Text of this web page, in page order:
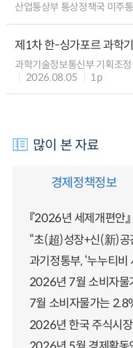
산업통상부 통상정책국 미주
제1차 한-싱가포르 과학
과학기술정보통신부 기획조
2026.08.05
1p
많이 본 자료
경제정책정보
『2026년 세제개편안
“초(超)성장+신(新)공
과기정통부, ‘누누티
2026년 7월 소비자물
7월 소비자물가는
2026년 한국 주식시